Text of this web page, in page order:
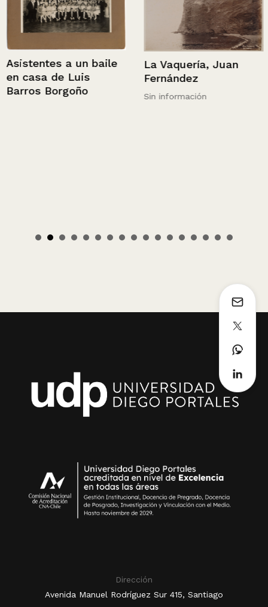
Asistentes a un baile
en casa de Luis
Barros Borgoño
La Vaquería, Juan
Fernández
Sin información
Dirección
Avenida Manuel Rodríguez Sur 415, Santiago